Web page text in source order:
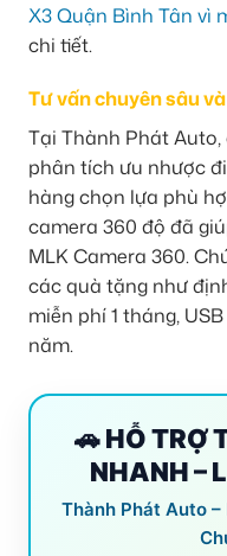
X3 Quận Bình Tân vì
chi tiết.
Tư vấn chuyên sâu
Tại Thành Phát
phân tích ưu nhược
hàng chọn lựa phù
camera 360 độ đã
MLK Camera 360.
các quà tặng như
miễn phí 1 tháng,
năm.
🚗 HỖ TRỢ
NHANH –
Thành Phát Auto –